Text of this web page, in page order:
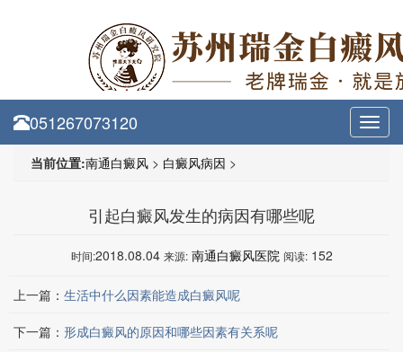
051267073120
当前位置:南通白癜风 > 白癜风病因 >
引起白癜风发生的病因有哪些呢
时间:2018.08.04 来源: 南通白癜风医院 阅读: 152
上一篇： 生活中什么因素能造成白癜风呢
下一篇： 形成白癜风的原因和哪些因素有关系呢